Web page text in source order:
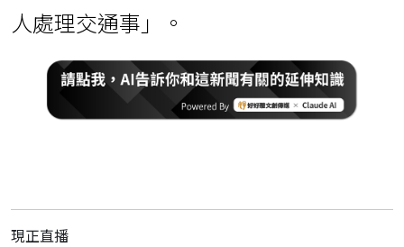
人處理交通事」。
現正直播